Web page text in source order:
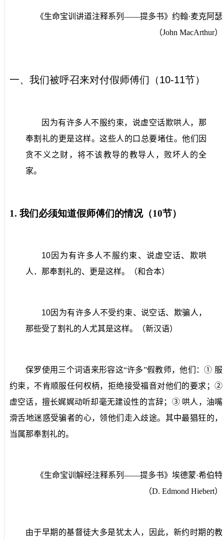
《生命宝训讲道注释系列——提多书》约翰·麦克阿瑟
（John MacArthur）
一、我们被呼召来对付假师傅们（10-11节）
因为有许多人不服约束，说虚空话欺哄人，那
奉割礼的更是这样。这些人的口总要堵住。他们因
贪不义之财，将不该教导的教导人，败坏人的全
家。
1. 我们必须知道假师傅们的情况（10节）
10 因为有许多人不服约束、说虚空话、欺哄
人．那奉割礼的、更是这样。（和合本）
10因为有许多人不受约束、说空话、欺骗人，
那些受了割礼的人尤其是这样。（新汉语）
保罗使用三个词语来形容这“许多”假教师，他们：① 服
约束，不肯顺服任何权柄，拒绝接受福音对他们的要求；②
虚空话，擅长娓娓动听却毫无建设性的言辞；③ 哄人，油嘴
滑舌地迷惑受骗者的心，领他们走入歧途。其中最猖狂的，
当属那奉割礼的。
《生命宝训解经注释系列——提多书》埃德蒙·希伯特
（D. Edmond Hiebert）
由于早期的基督徒大多是犹太人，因此，新约时期的教